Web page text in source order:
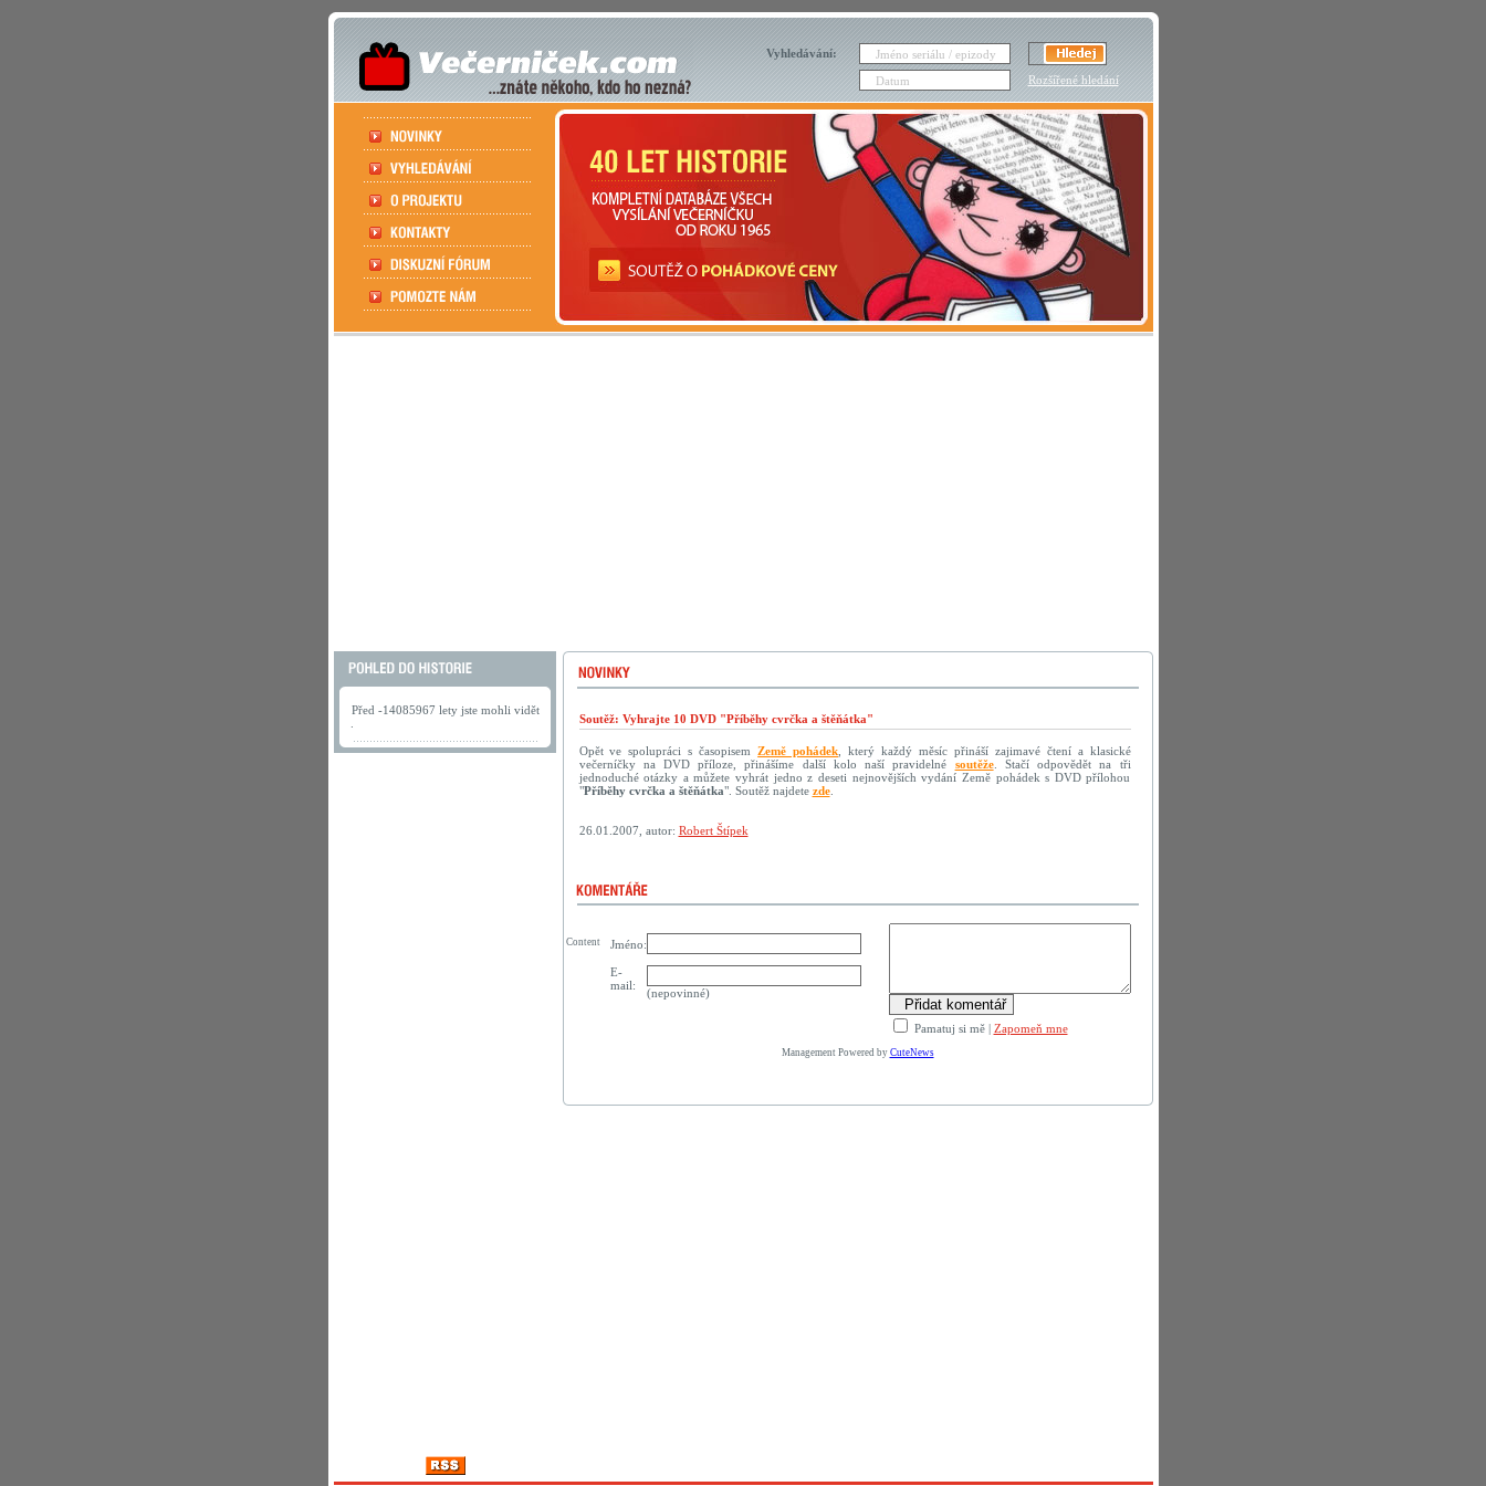
Vyhledávání:
Rozšířené hledání
Před -14085967 lety jste mohli vidět
Soutěž: Vyhrajte 10 DVD "Příběhy cvrčka a štěňátka"
Opět ve spolupráci s časopisemZemě pohádek , který každý měsíc přináší zajimavé čtení a klasické
večerníčky na DVD příloze, přinášíme další kolo naší pravidelné soutěže. Stačí odpovědět na tři
jednoduché otázky a můžete vyhrát jedno z deseti nejnovějších vydání Země pohádek s DVD přílohou
"Příběhy cvrčka a štěňátka". Soutěž najdete zde.
26.01.2007, autor: Robert Štípek
Jméno:
Pamatuj si mě| Zapomeň mne
E-
mail:
(nepovinné)
Content
Management Powered by CuteNews